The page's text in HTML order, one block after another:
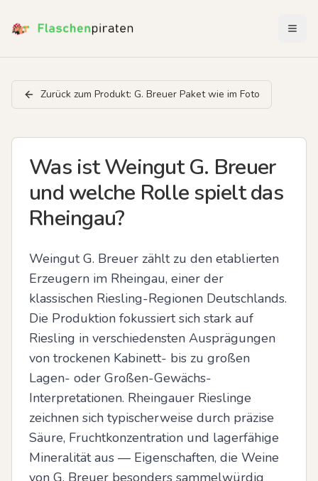
Zurück zum Produkt: G. Breuer Paket wie im Foto
Was ist Weingut G. Breuer
und welche Rolle spielt das
Rheingau?
Weingut G. Breuer zählt zu den etablierten
Erzeugern im Rheingau, einer der
klassischen Riesling-Regionen Deutschlands.
Die Produktion fokussiert sich stark auf
Riesling in verschiedensten Ausprägungen
von trockenen Kabinett- bis zu großen
Lagen- oder Großen-Gewächs-
Interpretationen. Rheingauer Rieslinge
zeichnen sich typischerweise durch präzise
Säure, Fruchtkonzentration und lagerfähige
Mineralität aus — Eigenschaften, die Weine
von G. Breuer besonders sammelwürdig